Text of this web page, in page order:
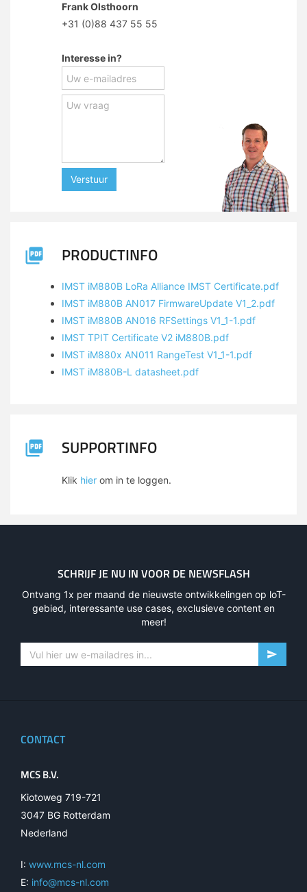
Frank Olsthoorn
+31 (0)88 437 55 55
Interesse in?
Verstuur
PRODUCTINFO
IMST iM880B LoRa Alliance IMST Certificate.pdf
IMST iM880B AN017 FirmwareUpdate V1_2.pdf
IMST iM880B AN016 RFSettings V1_1-1.pdf
IMST TPIT Certificate V2 iM880B.pdf
IMST iM880x AN011 RangeTest V1_1-1.pdf
IMST iM880B-L datasheet.pdf
SUPPORTINFO
Klik hier om in te loggen.
SCHRIJF JE NU IN VOOR DE NEWSFLASH
Ontvang 1x per maand de nieuwste ontwikkelingen op loT-
gebied, interessante use cases, exclusieve content en
meer!
CONTACT
MCS B.V.
Kiotoweg 719-721
3047 BG Rotterdam
Nederland
I: www.mcs-nl.com
E: info@mcs-nl.com